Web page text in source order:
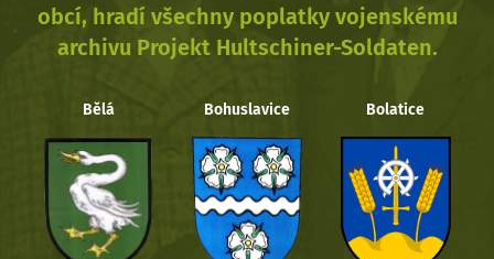
obcí, hradí všechny poplatky vojenskému
archivu Projekt Hultschiner-Soldaten.
Bělá Bohuslavice Bolatice